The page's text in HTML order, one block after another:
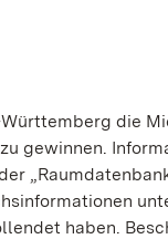
die
gewinnen.
haben.